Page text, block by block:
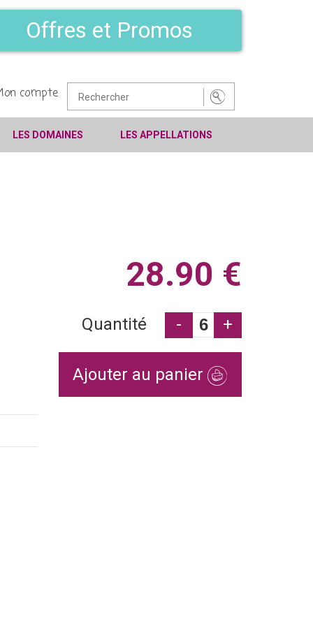
Offres et Promos
compte
LES DOMAINES LES APPELLATIONS
28.90 €
Quantité - +
Ajouter au panier